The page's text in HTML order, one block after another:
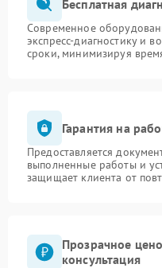
Бесплатная
Современное
экспресс-диагностику и
сроки, минимизируя
Гарантия на
Предоставляется
выполненные работы и
защищает клиента от
Прозрачное
консультация